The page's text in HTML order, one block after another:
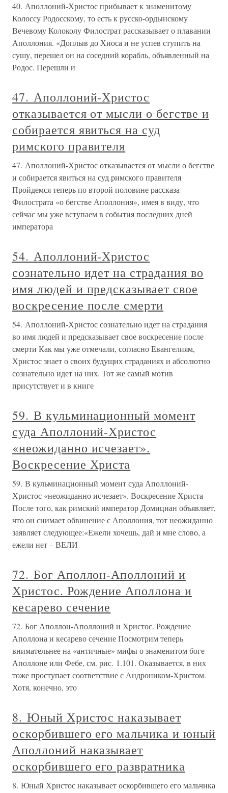
40. Аполлоний-Христос прибывает к знаменитому
Колоссу Родосскому, то есть к русско-ордынскому
Вечевому Колоколу Филострат рассказывает о плавании
Аполлония. «Доплыв до Хиоса и не успев ступить на
сушу, перешел он на соседний корабль, объявленный на
Родос. Перешли и
47. Аполлоний-Христос
отказывается от мысли о бегстве и
собирается явиться на суд
римского правителя
47. Аполлоний-Христос отказывается от мысли о бегстве
и собирается явиться на суд римского правителя
Пройдемся теперь по второй половине рассказа
Филострата «о бегстве Аполлония», имея в виду, что
сейчас мы уже вступаем в события последних дней
императора
54. Аполлоний-Христос
сознательно идет на страдания во
имя людей и предсказывает свое
воскресение после смерти
54. Аполлоний-Христос сознательно идет на страдания
во имя людей и предсказывает свое воскресение после
смерти Как мы уже отмечали, согласно Евангелиям,
Христос знает о своих будущих страданиях и абсолютно
сознательно идет на них. Тот же самый мотив
присутствует и в книге
59. В кульминационный момент
суда Аполлоний-Христос
«неожиданно исчезает».
Воскресение Христа
59. В кульминационный момент суда Аполлоний-
Христос «неожиданно исчезает». Воскресение Христа
После того, как римский император Домициан объявляет,
что он снимает обвинение с Аполлония, тот неожиданно
заявляет следующее:«Ежели хочешь, дай и мне слово, а
ежели нет – ВЕЛИ
72. Бог Аполлон-Аполлоний и
Христос. Рождение Аполлона и
кесарево сечение
72. Бог Аполлон-Аполлоний и Христос. Рождение
Аполлона и кесарево сечение Посмотрим теперь
внимательнее на «античные» мифы о знаменитом боге
Аполлоне или Фебе, см. рис. 1.101. Оказывается, в них
тоже проступает соответствие с Андроником-Христом.
Хотя, конечно, это
8. Юный Христос наказывает
оскорбившего его мальчика и юный
Аполлоний наказывает
оскорбившего его развратника
8. Юный Христос наказывает оскорбившего его мальчика